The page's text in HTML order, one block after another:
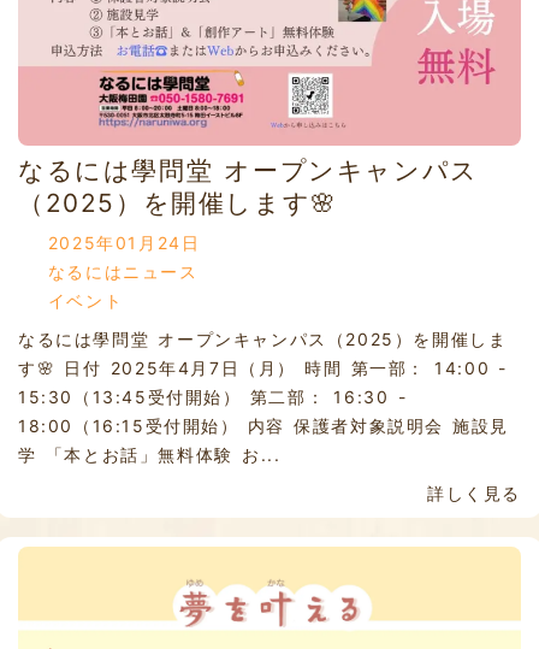
なるには學問堂 オープンキャンパス
（2025）を開催します🌸
2025年01月24日
なるにはニュース
イベント
なるには學問堂 オープンキャンパス（2025）を開催しま
す🌸 日付 2025年4月7日（月） 時間 第一部： 14:00 -
15:30（13:45受付開始） 第二部： 16:30 -
18:00（16:15受付開始） 内容 保護者対象説明会 施設見
学 「本とお話」無料体験 お...
詳しく見る